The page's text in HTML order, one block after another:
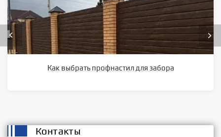
Как выбрать профнастил для забора
Контакты